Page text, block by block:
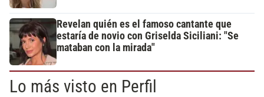
Revelan quién es el famoso cantante que
estaría de novio con Griselda Siciliani: "Se
mataban con la mirada"
Lo más visto en Perfil